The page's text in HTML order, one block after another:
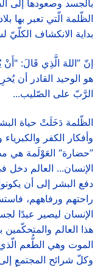
بالجسد وصعودها إلى
الظّلمة الّتي تعبر بها
بداية الانكشاف الكلّيّ
هو الوحيد القادر أن
الرَّبّ على الصّليب...
الظّلمة دَخَلَتْ حياة
وأفكار الكفر
”حضارة“ العَوْلَمة هي
الإنسان... العالم دخل
دفع البشر إلى أن
راحتهم ورفاههم،
الإنسان ليصير عبدًا
هذا العالم
الموت وهي الطُّعم
وكلّ شرائح المجتمع